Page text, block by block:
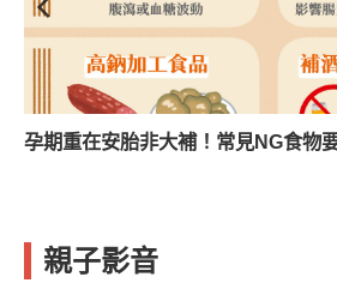
孕期重在安胎非大補！常見NG食物
親子影音